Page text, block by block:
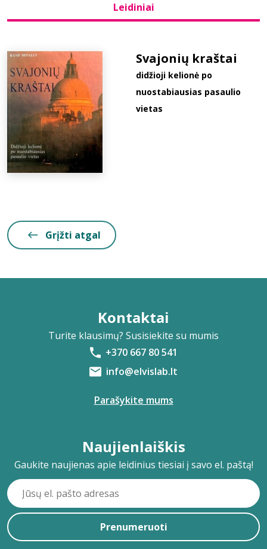
D.U.K.
Leidiniai
Svajonių kraštai
didžioji kelionė po
nuostabiausias pasaulio
vietas
Grįžti atgal
Kontaktai
Turite klausimų? Susisiekite su mumis
+370 667 80 541
info@elvislab.lt
Parašykite mums
Naujienlaiškis
Gaukite naujienas apie leidinius tiesiai į savo el. paštą!
Prenumeruoti